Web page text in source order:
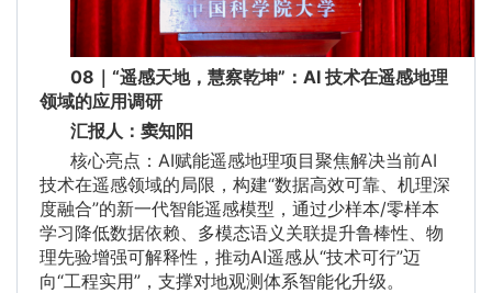
08｜“遥感天地，慧察乾坤”：AI 技术在遥感地理
领域的应用调研
汇报人：窦知阳
核心亮点：AI赋能遥感地理项目聚焦解决当前AI
技术在遥感领域的局限，构建“数据高效可靠、机理深
度融合”的新一代智能遥感模型，通过少样本/零样本
学习降低数据依赖、多模态语义关联提升鲁棒性、物
理先验增强可解释性，推动AI遥感从“技术可行”迈
向“工程实用”，支撑对地观测体系智能化升级。